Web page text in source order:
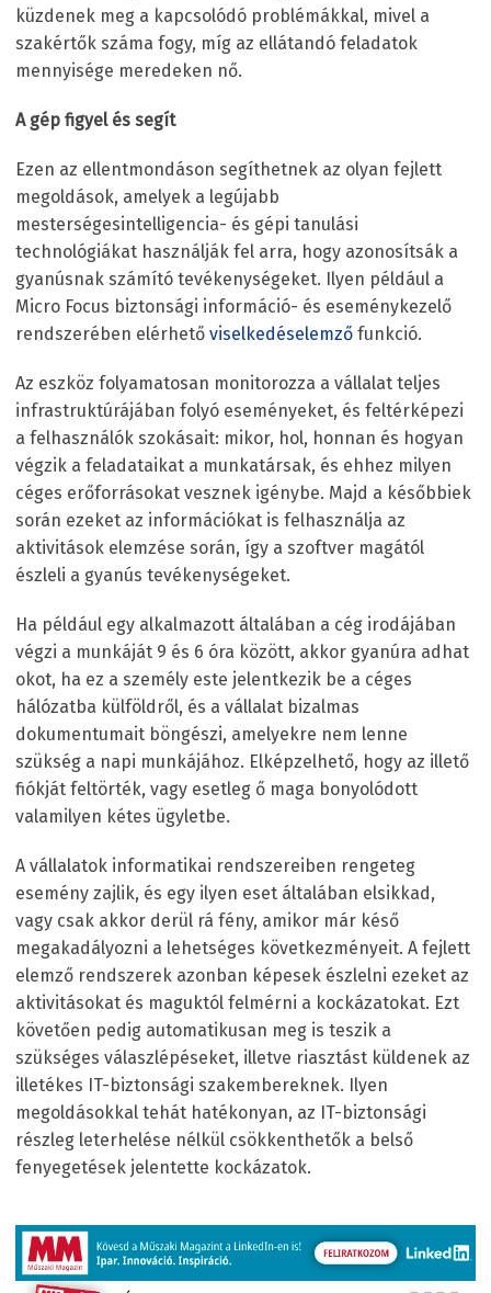
küzdenek meg a kapcsolódó problémákkal, mivel a
szakértők száma fogy, míg az ellátandó feladatok
mennyisége meredeken nő.
A gép figyel és segít
Ezen az ellentmondáson segíthetnek az olyan fejlett
megoldások, amelyek a legújabb
mesterségesintelligencia- és gépi tanulási
technológiákat használják fel arra, hogy azonosítsák a
gyanúsnak számító tevékenységeket. Ilyen például a
Micro Focus biztonsági információ- és eseménykezelő
rendszerében elérhető viselkedéselemző funkció.
Az eszköz folyamatosan monitorozza a vállalat teljes
infrastruktúrájában folyó eseményeket, és feltérképezi
a felhasználók szokásait: mikor, hol, honnan és hogyan
végzik a feladataikat a munkatársak, és ehhez milyen
céges erőforrásokat vesznek igénybe. Majd a későbbiek
során ezeket az információkat is felhasználja az
aktivitások elemzése során, így a szoftver magától
észleli a gyanús tevékenységeket.
Ha például egy alkalmazott általában a cég irodájában
végzi a munkáját 9 és 6 óra között, akkor gyanúra adhat
okot, ha ez a személy este jelentkezik be a céges
hálózatba külföldről, és a vállalat bizalmas
dokumentumait böngészi, amelyekre nem lenne
szükség a napi munkájához. Elképzelhető, hogy az illető
fiókját feltörték, vagy esetleg ő maga bonyolódott
valamilyen kétes ügyletbe.
A vállalatok informatikai rendszereiben rengeteg
esemény zajlik, és egy ilyen eset általában elsikkad,
vagy csak akkor derül rá fény, amikor már késő
megakadályozni a lehetséges következményeit. A fejlett
elemző rendszerek azonban képesek észlelni ezeket az
aktivitásokat és maguktól felmérni a kockázatokat. Ezt
követően pedig automatikusan meg is teszik a
szükséges válaszlépéseket, illetve riasztást küldenek az
illetékes IT-biztonsági szakembereknek. Ilyen
megoldásokkal tehát hatékonyan, az IT-biztonsági
részleg leterhelése nélkül csökkenthetők a belső
fenyegetések jelentette kockázatok.